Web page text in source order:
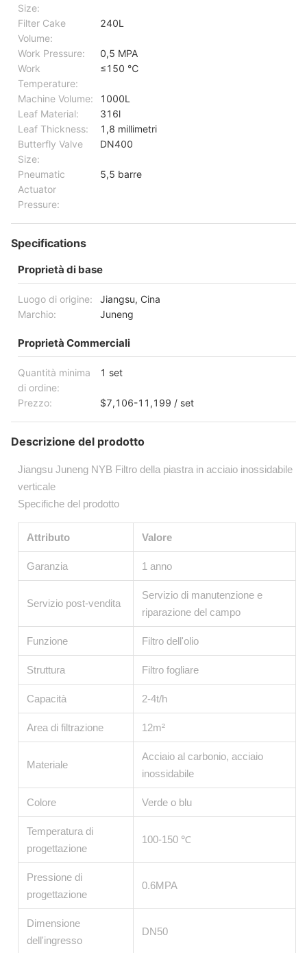
Size:
Filter Cake
Volume:
240L
Work Pressure:
0,5 MPA
Work
Temperature:
≤150 ℃
Machine Volume:
1000L
Leaf Material:
316l
Leaf Thickness:
1,8 millimetri
Butterfly Valve
Size:
DN400
Pneumatic
Actuator
Pressure:
5,5 barre
Specifications
Proprietà di base
Luogo di origine:
Jiangsu, Cina
Marchio:
Juneng
Proprietà Commerciali
Quantità minima
di ordine:
1 set
Prezzo: $7,106-11,199 / set
Descrizione del prodotto
Jiangsu Juneng NYB Filtro della piastra in acciaio inossidabile
verticale
Specifiche del prodotto
Attributo Valore
Garanzia 1 anno
Servizio post-vendita
Servizio di manutenzione e
riparazione del campo
Funzione Filtro dell'olio
Struttura Filtro fogliare
Capacità 2-4t/h
Area di filtrazione 12m²
Materiale
Acciaio al carbonio, acciaio
inossidabile
Colore Verde o blu
Temperatura di
progettazione
100-150 ℃
Pressione di
progettazione
0.6MPA
Dimensione
dell'ingresso
DN50